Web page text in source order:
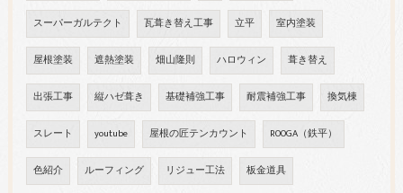
スーパーガルテクト 瓦葺き替え工事 立平 室内塗装
屋根塗装 遮熱塗装 畑山隆則 ハロウィン 葺き替え
出張工事 縦ハゼ葺き 基礎補強工事 耐震補強工事 換気棟
スレート youtube 屋根の匠テンカウント ROOGA（鉄平）
色紹介 ルーフィング リジュー工法 板金道具